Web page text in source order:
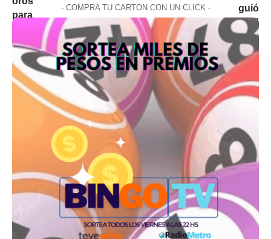
- COMPRA TU CARTON CON UN CLICK -